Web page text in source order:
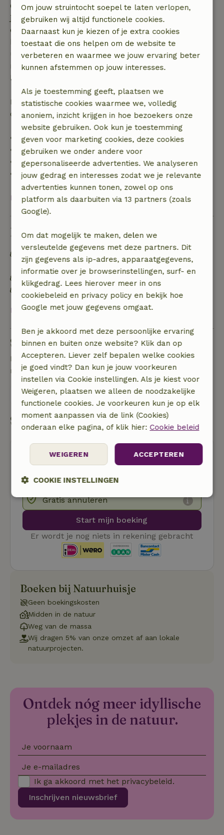
Gratis annuleren binnen 7 dagen na bevestiging van
je boeking, bij een boekingsaanvraag meer dan 28
dagen voor aanvang. Bij een boeking met aanvang
binnen 28 dagen geldt gratis annuleren binnen 24
uur. Bij annulering binnen gestelde periode heb je
recht op volledige terugbetaling van het
boekingsbedrag.
Daarna krijg je een deel van de reissom en 100% van
de borg terugbetaald:
• tot 42 dagen voor aankomst: 70% terugbetaald
• 42–28 dagen voor aankomst: 40% terugbetaald
• 28 dagen tot de aankomstdag: 10% terugbetaald
• op de aankomstdag of later: geen terugbetaling
Bekijk alles
Duurzaamheid
Off grid of voorzien van 100% hernieuwbare
energie
Natuurlijke isolatiematerialen
Gebouwd met natuurlijke bouwmaterialen
Bekijk alles
Stel een vraag
Neem contact op met de verhuurder van het
natuurhuisje
Stuur een bericht
Start mijn boeking
Gratis annuleren
Start mijn boeking
Er wordt je nog niets in rekening gebracht
Boeken bij Natuurhuisje
Geen boekingskosten
Midden in de natuur
Weg van de massa
Wij dragen 5% van onze omzet af aan lokale
natuurprojecten.
Ontdek nóg meer idyllische
plekjes in de natuur.
Je voornaam
Je e-mailadres
Inschrijven nieuwsbrief
Ik ga akkoord met het privacybeleid.
Om jouw struintocht soepel te laten verlopen,
gebruiken wij altijd functionele cookies.
Daarnaast kun je kiezen of je extra cookies
toestaat die ons helpen om de website te
verbeteren en waarmee we jouw ervaring beter
kunnen afstemmen op jouw interesses.
Als je toestemming geeft, plaatsen we
statistische cookies waarmee we, volledig
anoniem, inzicht krijgen in hoe bezoekers onze
website gebruiken. Ook kun je toestemming
geven voor marketing cookies, deze cookies
gebruiken we onder andere voor
gepersonaliseerde advertenties. We analyseren
jouw gedrag en interesses zodat we je relevante
advertenties kunnen tonen, zowel op ons
platform als daarbuiten via 13 partners (zoals
Google).
Om dat mogelijk te maken, delen we
versleutelde gegevens met deze partners. Dit
zijn gegevens als ip-adres, apparaatgegevens,
informatie over je browserinstellingen, surf- en
klikgedrag. Lees hierover meer in ons
cookiebeleid en privacy policy en bekijk hoe
Google met jouw gegevens omgaat.
Ben je akkoord met deze persoonlijke ervaring
binnen en buiten onze website? Klik dan op
Accepteren. Liever zelf bepalen welke cookies
je goed vindt? Dan kun je jouw voorkeuren
instellen via Cookie instellingen. Als je kiest voor
Weigeren, plaatsen we alleen de noodzakelijke
functionele cookies. Je voorkeuren kun je op elk
moment aanpassen via de link (Cookies)
onderaan elke pagina, of klik hier: Cookie beleid
ACCEPTEREN
WEIGEREN
COOKIE INSTELLINGEN
Strikt
noodzakelijk
Prestatie Targeting
Functioneel
Strikt noodzakelijk
Strikt noodzakelijke cookies maken de kernfunctionaliteiten
Aanbieder/
Pinterest Inc.
.ct.pinterest.com
_tt_enable_cookie .natuurhuisje.be 3 maanden